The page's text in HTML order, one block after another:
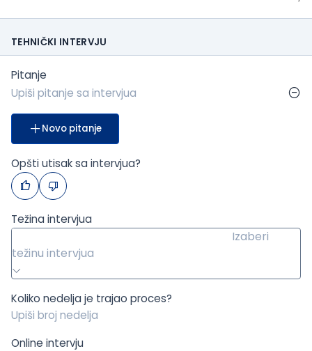
TEHNIČKI INTERVJU
Pitanje
Novo pitanje
Opšti utisak sa intervjua?
Težina intervjua
Izaberi
težinu intervjua
Koliko nedelja je trajao proces?
Online intervju